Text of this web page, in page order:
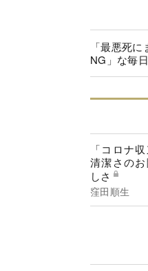
「最悪死
NG」な毎
「コロナ
清潔さの
しさ
窪田順生